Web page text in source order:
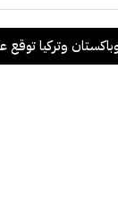
توقع على اتفاقية